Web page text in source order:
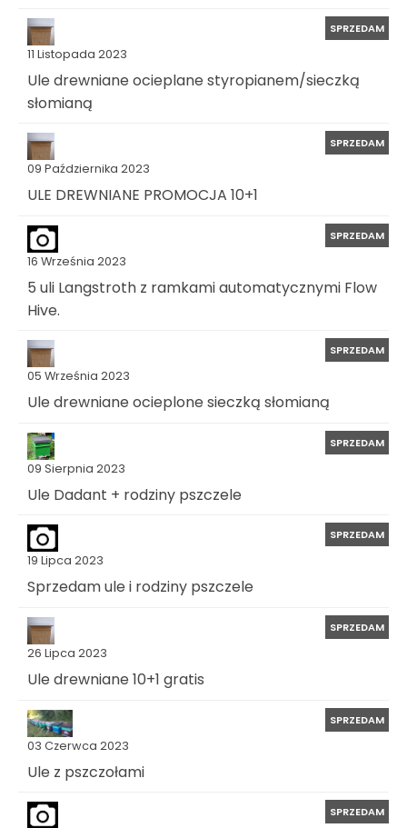
11 Listopada 2023
SPRZEDAM
Ule drewniane ocieplane styropianem/sieczką
słomianą
09 Października 2023
SPRZEDAM
ULE DREWNIANE PROMOCJA 10+1
16 Września 2023
SPRZEDAM
5 uli Langstroth z ramkami automatycznymi Flow
Hive.
05 Września 2023
SPRZEDAM
Ule drewniane ocieplone sieczką słomianą
09 Sierpnia 2023
SPRZEDAM
Ule Dadant + rodziny pszczele
19 Lipca 2023
SPRZEDAM
Sprzedam ule i rodziny pszczele
26 Lipca 2023
SPRZEDAM
Ule drewniane 10+1 gratis
03 Czerwca 2023
SPRZEDAM
Ule z pszczołami
SPRZEDAM